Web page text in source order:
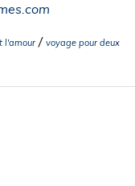
l'amour / voyage pour deux